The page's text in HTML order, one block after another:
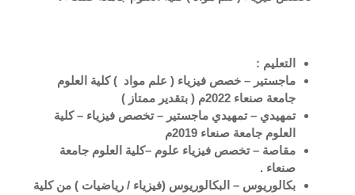
التعليم :
ماجستير – خصص فيزياء ( علم مواد ) كلية العلوم
جامعة صنعاء 2022م ( بتقدير ممتاز
)
تمهيدي –تمهيدي ماجستير – تخصص فيزياء – كلية
العلوم جامعة صنعاء 2019م
مقاصة –تخصص فيزياء علوم –كلية العلوم جامعة
صنعاء .
بكالوريوس – البكالوريوس (فيزياء / رياضيات ) من كلية